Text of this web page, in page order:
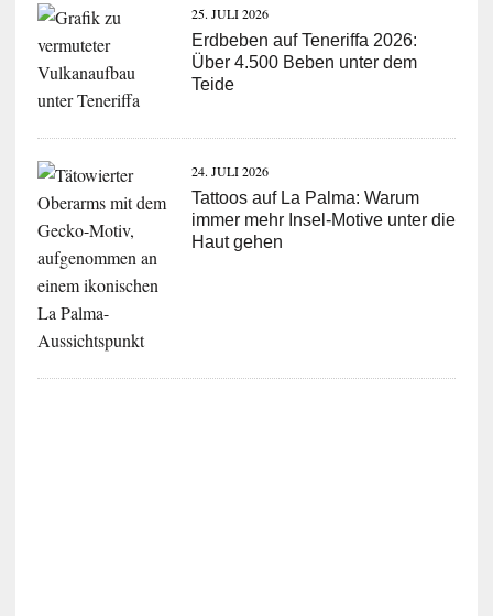
25. JULI 2026
Erdbeben auf Teneriffa 2026:
Über 4.500 Beben unter dem
Teide
24. JULI 2026
Tattoos auf La Palma: Warum
immer mehr Insel-Motive unter die
Haut gehen